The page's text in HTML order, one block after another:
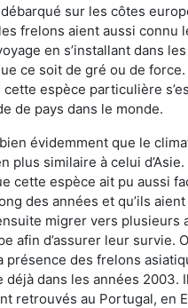
sur les côtes
frelons aient aussi connu
en s’installant dans
ce soit de gré ou de
espèce particulière
de pays dans le monde.
évidemment que le
plus similaire à celui d’Asie.
cette espèce ait pu aussi
des années et qu’ils
migrer vers plusieurs
afin d’assurer leur survie.
présence des frelons
déjà dans les années 2003.
retrouvés au Portugal, en